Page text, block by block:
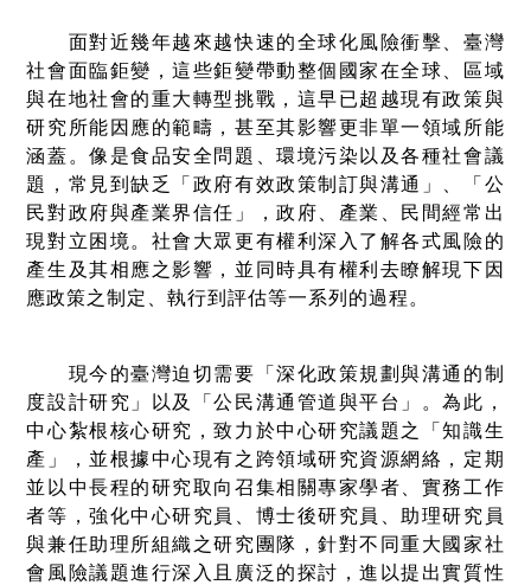
面對近幾年越來越快速的全球化風險衝擊、臺灣
社會面臨鉅變，這些鉅變帶動整個國家在全球、區域
與在地社會的重大轉型挑戰，這早已超越現有政策與
研究所能因應的範疇，甚至其影響更非單一領域所能
涵蓋。像是食品安全問題、環境污染以及各種社會議
題，常見到缺乏「政府有效政策制訂與溝通」、「公
民對政府與產業界信任」，政府、產業、民間經常出
現對立困境。社會大眾更有權利深入了解各式風險的
產生及其相應之影響，並同時具有權利去瞭解現下因
應政策之制定、執行到評估等一系列的過程。
現今的臺灣迫切需要「深化政策規劃與溝通的制
度設計研究」以及「公民溝通管道與平台」。為此，
中心紮根核心研究，致力於中心研究議題之「知識生
產」，並根據中心現有之跨領域研究資源網絡，定期
並以中長程的研究取向召集相關專家學者、實務工作
者等，強化中心研究員、博士後研究員、助理研究員
與兼任助理所組織之研究團隊，針對不同重大國家社
會風險議題進行深入且廣泛的探討，進以提出實質性